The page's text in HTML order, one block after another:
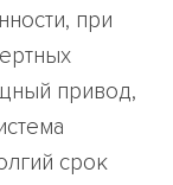
при
привод,
срок